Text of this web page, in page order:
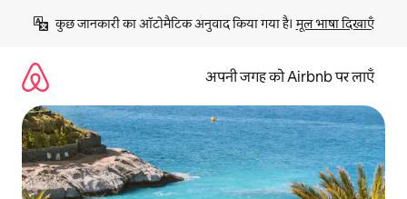
छोड़कर
कॉन्टेंट
कुछ जानकारी का ऑटोमैटिक अनुवाद किया गया है। मूल भाषा दिखाएँ
अपनी जगह को Airbnb पर लाएँ